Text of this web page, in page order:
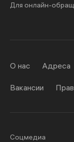
Для онлайн-
Соцмедиа
О нас Адреса
Вакансии